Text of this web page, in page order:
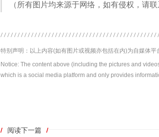
（所有图片均来源于网络，如有侵权，请联
特别声明：以上内容(如有图片或视频亦包括在内)为自媒体平
Notice: The content above (including the pictures and
which is a social media platform and only provides
/ 阅读下一篇 /